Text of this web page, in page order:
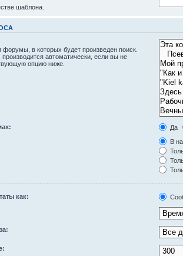
шаблона.
в которых будет произведен поиск.
автоматически, если вы не
опцию ниже.
Да
В
как: